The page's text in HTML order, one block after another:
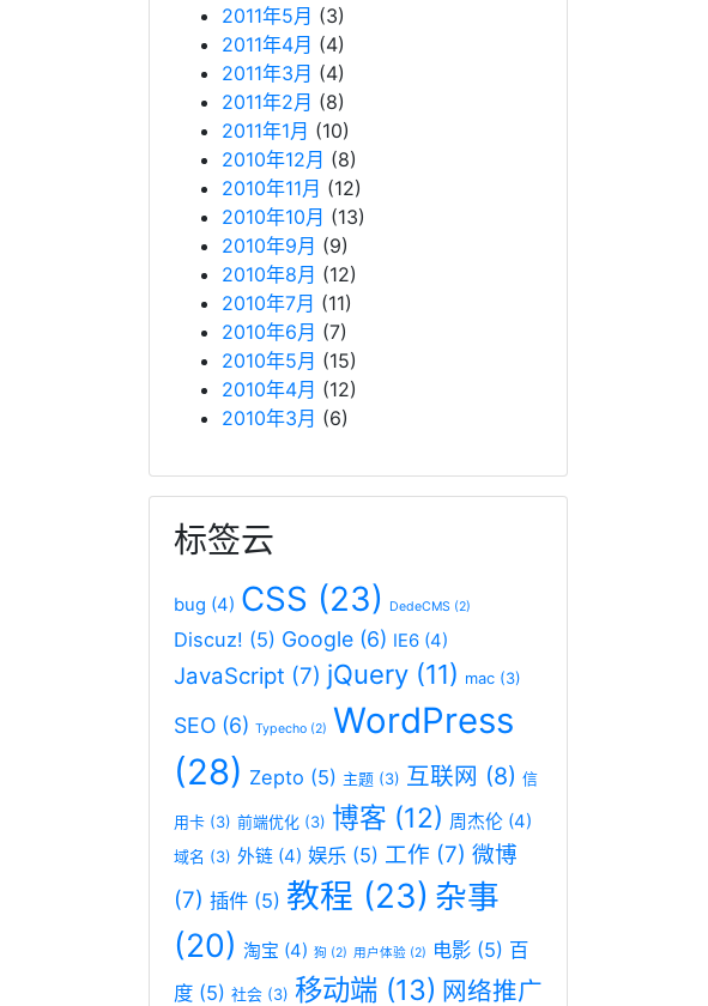
2011年5月 (3)
2011年4月 (4)
2011年3月 (4)
2011年2月 (8)
2011年1月 (10)
2010年12月 (8)
2010年11月 (12)
2010年10月 (13)
2010年9月 (9)
2010年8月 (12)
2010年7月 (11)
2010年6月 (7)
2010年5月 (15)
2010年4月 (12)
2010年3月 (6)
标签云
bug (4) CSS (23) DedeCMS (2)
Discuz! (5) Google (6) IE6 (4)
JavaScript (7) jQuery (11) mac (3)
SEO (6) Typecho (2) WordPress
(28) Zepto (5) 主题 (3) 互联网 (8) 信
用卡 (3) 前端优化 (3) 博客 (12) 周杰伦 (4)
域名 (3) 外链 (4) 娱乐 (5) 工作 (7) 微博
(7) 插件 (5) 教程 (23) 杂事
(20) 淘宝 (4) 狗 (2) 用户体验 (2) 电影 (5) 百
度 (5) 社会 (3) 移动端 (13) 网络推广